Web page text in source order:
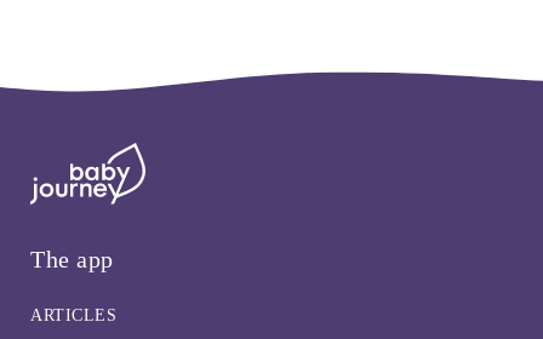
The app
ARTICLES